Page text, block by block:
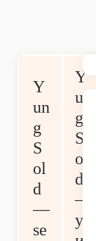
Y
un
g
S
ol
d
—
se
Y
un
g
S
ol
d
—
ув